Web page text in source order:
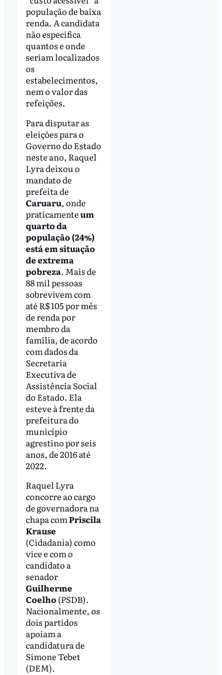
população de baixa
renda. A candidata
não especifica
quantos e onde
seriam localizados
os
estabelecimentos,
nem o valor das
refeições.
Para disputar as
eleições para o
Governo do Estado
neste ano, Raquel
Lyra deixou o
mandato de
prefeita de
Caruaru, onde
praticamenteum
quarto da
população (24%)
está em situação
de extrema
pobreza. Mais de
88 mil pessoas
sobrevivem com
até R$ 105 por mês
de renda por
membro da
família, de acordo
com dados da
Secretaria
Executiva de
Assistência Social
do Estado. Ela
esteve à frente da
prefeitura do
município
agrestino por seis
anos, de 2016 até
2022.
Raquel Lyra
concorre ao cargo
de governadora na
chapa comPriscila
Krause
(Cidadania) como
vice e com o
candidato a
senador
Guilherme
Coelho (PSDB).
Nacionalmente, os
dois partidos
apoiam a
candidatura de
Simone Tebet
(DEM).